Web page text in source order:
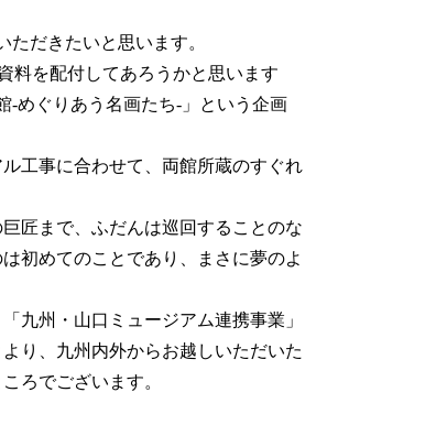
だきたいと思います。
料を配付してあろうかと思います
-めぐりあう名画たち-」という企画
工事に合わせて、両館所蔵のすぐれ
匠まで、ふだんは巡回することのな
初めてのことであり、まさに夢のよ
九州・山口ミュージアム連携事業」
り、九州内外からお越しいただいた
ろでございます。